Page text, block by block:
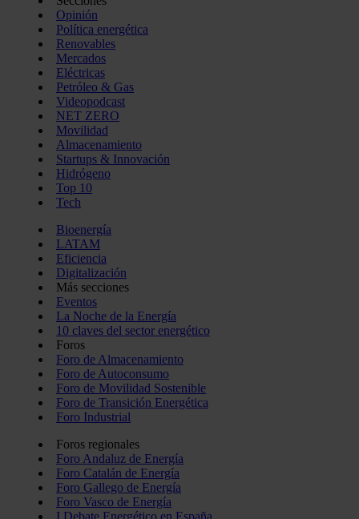
Opinión
Política energética
Renovables
Mercados
Eléctricas
Petróleo & Gas
Videopodcast
NET ZERO
Movilidad
Almacenamiento
Startups & Innovación
Hidrógeno
Top 10
Tech
Bioenergía
LATAM
Eficiencia
Digitalización
Más secciones
Eventos
La Noche de la Energía
10 claves del sector energético
Foros
Foro de Almacenamiento
Foro de Autoconsumo
Foro de Movilidad Sostenible
Foro de Transición Energética
Foro Industrial
Foros regionales
Foro Andaluz de Energía
Foro Catalán de Energía
Foro Gallego de Energía
Foro Vasco de Energía